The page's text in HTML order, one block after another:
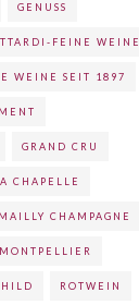
GENUSS
FEINE WEINE
WEINE SEIT 1897
GRAND CRU
CHAPELLE
MAILLY CHAMPAGNE
MONTPELLIER
ROTWEIN